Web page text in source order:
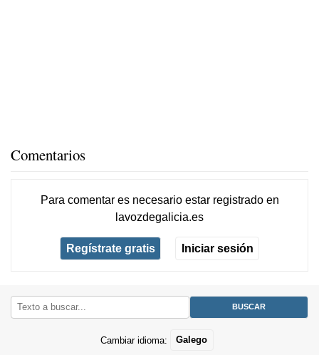
Comentarios
Para comentar es necesario estar registradoen
lavozdegalicia.es
Regístrate gratis Iniciar sesión
Cambiar idioma: Galego